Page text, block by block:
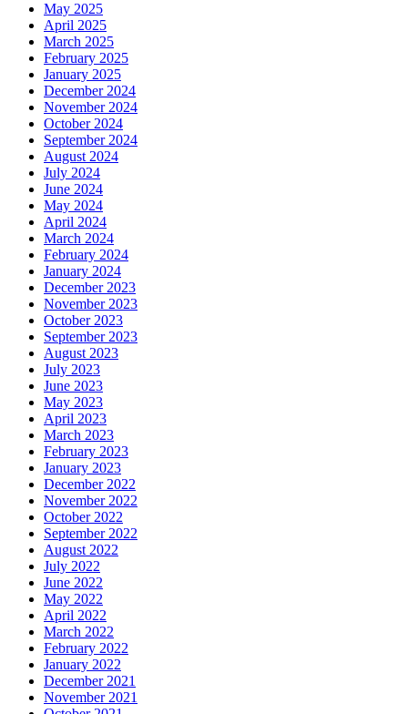
May 2025
April 2025
March 2025
February 2025
January 2025
December 2024
November 2024
October 2024
September 2024
August 2024
July 2024
June 2024
May 2024
April 2024
March 2024
February 2024
January 2024
December 2023
November 2023
October 2023
September 2023
August 2023
July 2023
June 2023
May 2023
April 2023
March 2023
February 2023
January 2023
December 2022
November 2022
October 2022
September 2022
August 2022
July 2022
June 2022
May 2022
April 2022
March 2022
February 2022
January 2022
December 2021
November 2021